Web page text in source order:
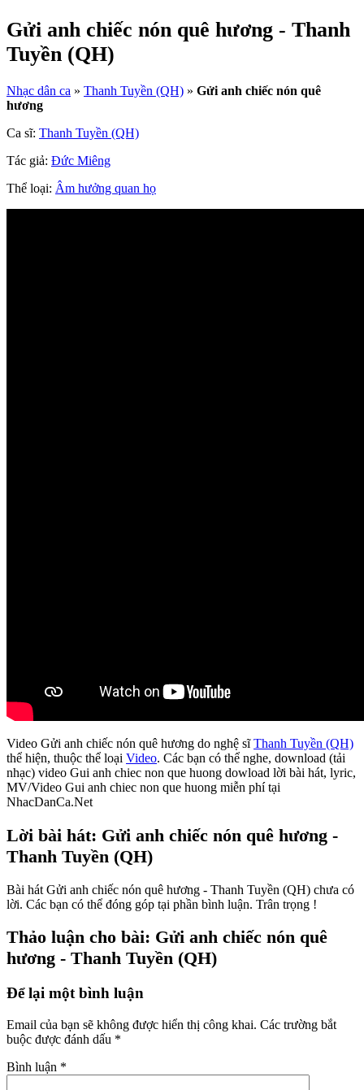
Gửi anh chiếc nón quê hương - Thanh
Tuyền (QH)
Nhạc dân ca » Thanh Tuyền (QH) » Gửi anh chiếc nón quê
hương
Ca sĩ: Thanh Tuyền (QH)
Tác giả: Đức Miêng
Thể loại: Âm hưởng quan họ
Video Gửi anh chiếc nón quê hương do nghệ sĩThanh Tuyền (QH)
thể hiện, thuộc thể loại Video. Các bạn có thể nghe, download (tải
nhạc) video Gui anh chiec non que huong dowload lời bài hát, lyric,
MV/Video Gui anh chiec non que huong miễn phí tại
NhacDanCa.Net
Lời bài hát: Gửi anh chiếc nón quê hương -
Thanh Tuyền (QH)
Bài hát Gửi anh chiếc nón quê hương - Thanh Tuyền (QH) chưa có
lời. Các bạn có thể đóng góp tại phần bình luận. Trân trọng !
Thảo luận cho bài: Gửi anh chiếc nón quê
hương - Thanh Tuyền (QH)
Để lại một bình luận
Email của bạn sẽ không được hiển thị công khai. Các trường bắt
buộc được đánh dấu *
Bình luận *